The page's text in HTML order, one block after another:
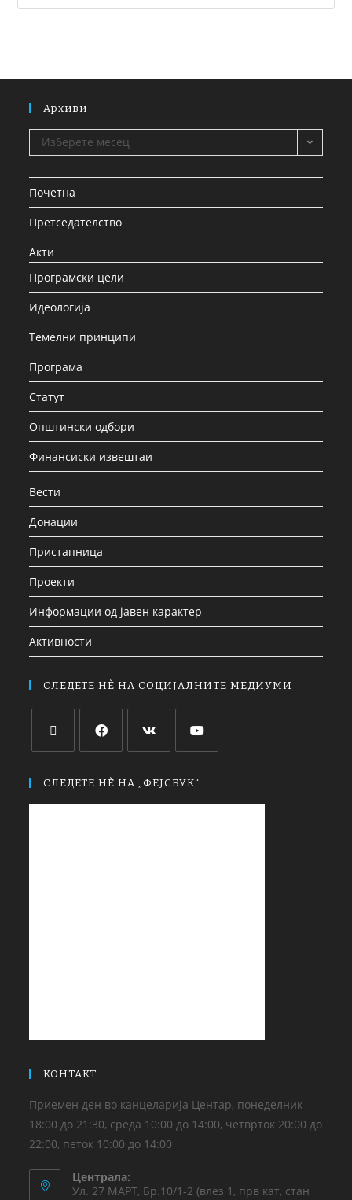
Архиви
Изберете месец
Почетна
Претседателство
Акти
Програмски цели
Идеологија
Темелни принципи
Програма
Статут
Општински одбори
Финансиски извештаи
Вести
Донации
Пристапница
Проекти
Информации од јавен карактер
Активности
СЛЕДЕТЕ НЀ НА СОЦИЈАЛНИТЕ МЕДИУМИ
СЛЕДЕТЕ НЀ НА „ФЕЈСБУК“
КОНТАКТ
Приемен ден во канцеларија Центар, понеделник
18:00 до 21:30, среда 10:00 до 14:00, четврток 20:00 до
22:00, петок 10:00 до 14:00
Централа:
Ул. 27 МАРТ, Бр.10/1-2 (влез 1, прв кат, стан